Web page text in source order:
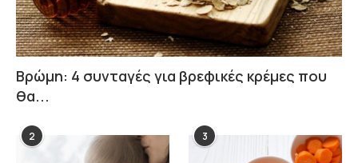
Βρώμη: 4 συνταγές για βρεφικές κρέμες που
θα...
2 3